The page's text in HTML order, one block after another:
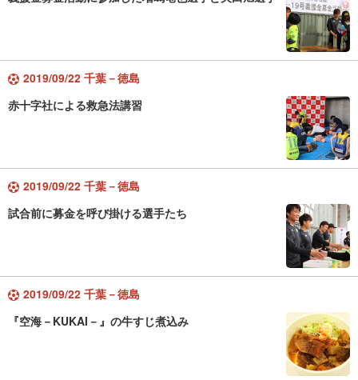
2019/09/22 千葉－徳島
赤十字社による救急法講習
2019/09/22 千葉－徳島
試合前に募金を呼び掛ける選手たち
2019/09/22 千葉－徳島
『空海－KUKAI－』の牛すじ煮込み